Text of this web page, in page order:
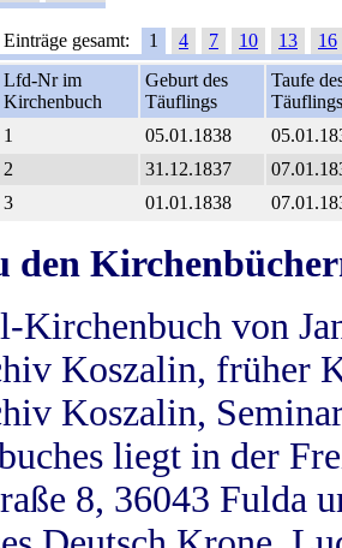
gesamt: 1 4 7 10 13
16
Lfd-Nr im
Kirchenbuch
Geburt des
Täuflings
Taufe
Täuflings
1 05.01.1838
2 31.12.1837
3 01.01.1838
den
Kirchenbuch von
Koszalin, früher
Koszalin,
liegt in der
8, 36043 Fulda